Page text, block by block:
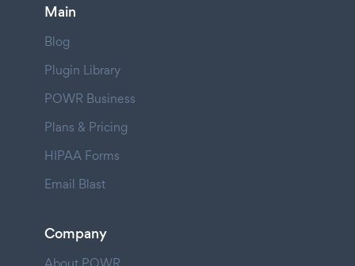
Main
Blog
Plugin Library
POWR Business
Plans & Pricing
HIPAA Forms
Email Blast
Company